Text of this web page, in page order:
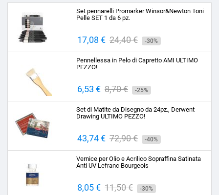
Set pennarelli Promarker Winsor&Newton Toni
Pelle SET 1 da 6 pz.
Prezzo
17,08 € Prezzo
base
24,40 € -30%
Pennellessa in Pelo di Capretto AMI ULTIMO
PEZZO!
Prezzo
6,53 € Prezzo
base
8,70 € -25%
Set di Matite da Disegno da 24pz., Derwent
Drawing ULTIMO PEZZO!
Prezzo
43,74 € Prezzo
base
72,90 € -40%
Vernice per Olio e Acrilico Sopraffina Satinata
Anti UV Lefranc Bourgeois
Prezzo
8,05 € Prezzo
11,50 € -30%